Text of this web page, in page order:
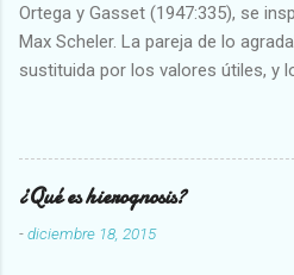
Ortega y Gasset (1947:335), se
Max Scheler. La pareja de lo
sustituida por los valores útiles, y
Abundante-Escaso,etc 2
Vulgar Enérgico-Inerte Fuerte-
Intelectuales Conocimiento-Error
Evidente-Probable,etc b) Morales
malvado Justo-Injusto
¿Qué es hierognosis?
-diciembre 18, 2015